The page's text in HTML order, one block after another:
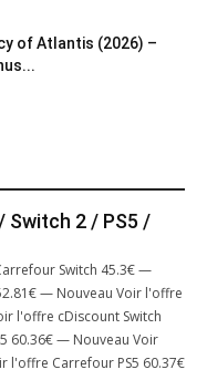
of Atlantis (2026) –
Switch 2 / PS5 /
Switch 45.3€ —
— Nouveau Voir l'offre
l'offre cDiscount Switch
60.36€ — Nouveau Voir
l'offre Carrefour PS5 60.37€